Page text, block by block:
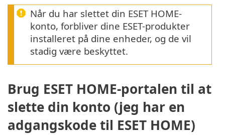
Når du har slettet din ESET HOME-
konto, forbliver dine ESET-produkter
installeret på dine enheder, og de vil
stadig være beskyttet.
Brug ESET HOME-portalen til at
slette din konto (jeg har en
adgangskode til ESET HOME)